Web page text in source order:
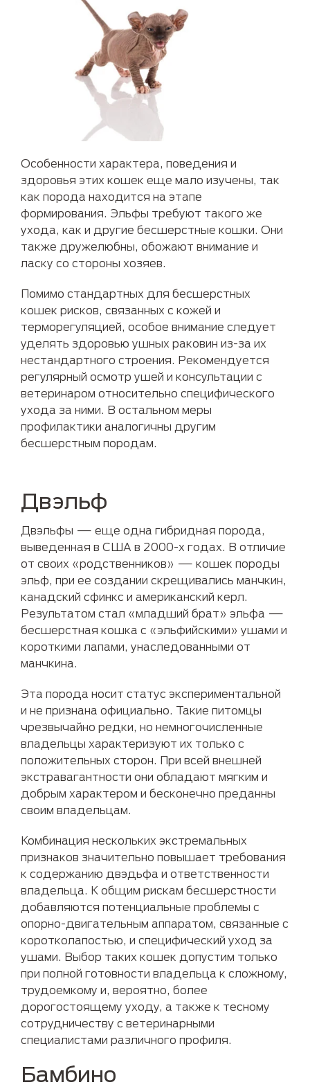
Особенности характера, поведения и
здоровья этих кошек еще мало изучены, так
как порода находится на этапе
формирования. Эльфы требуют такого же
ухода, как и другие бесшерстные кошки. Они
также дружелюбны, обожают внимание и
ласку со стороны хозяев.
Помимо стандартных для бесшерстных
кошек рисков, связанных с кожей и
терморегуляцией, особое внимание следует
уделять здоровью ушных раковин из-за их
нестандартного строения. Рекомендуется
регулярный осмотр ушей и консультации с
ветеринаром относительно специфического
ухода за ними. В остальном меры
профилактики аналогичны другим
бесшерстным породам.
Двэльф
Двэльфы — еще одна гибридная порода,
выведенная в США в 2000-х годах. В отличие
от своих «родственников» — кошек породы
эльф, при ее создании скрещивались манчкин,
канадский сфинкс и американский керл.
Результатом стал «младший брат» эльфа —
бесшерстная кошка с «эльфийскими» ушами и
короткими лапами, унаследованными от
манчкина.
Эта порода носит статус экспериментальной
и не признана официально. Такие питомцы
чрезвычайно редки, но немногочисленные
владельцы характеризуют их только с
положительных сторон. При всей внешней
экстравагантности они обладают мягким и
добрым характером и бесконечно преданны
своим владельцам.
Комбинация нескольких экстремальных
признаков значительно повышает требования
к содержанию двэдьфа и ответственности
владельца. К общим рискам бесшерстности
добавляются потенциальные проблемы с
опорно-двигательным аппаратом, связанные с
коротколапостью, и специфический уход за
ушами. Выбор таких кошек допустим только
при полной готовности владельца к сложному,
трудоемкому и, вероятно, более
дорогостоящему уходу, а также к тесному
сотрудничеству с ветеринарными
специалистами различного профиля.
Бамбино